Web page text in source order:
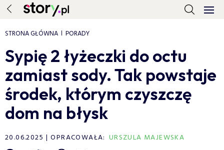
STRONA GŁÓWNA PORADY
Sypię 2 łyżeczki do octu
zamiast sody. Tak powstaje
środek, którym czyszczę
dom na błysk
20.06.2025 OPRACOWAŁA: URSZULA MAJEWSKA